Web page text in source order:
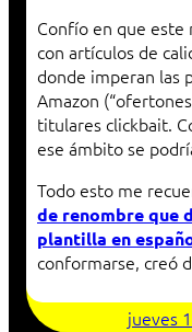
Confío en que este
con artículos de
donde imperan las
Amazon
titulares clickbait.
ese ámbito se
Todo esto me
de renombre que
plantilla en
conformarse, creó
jueves